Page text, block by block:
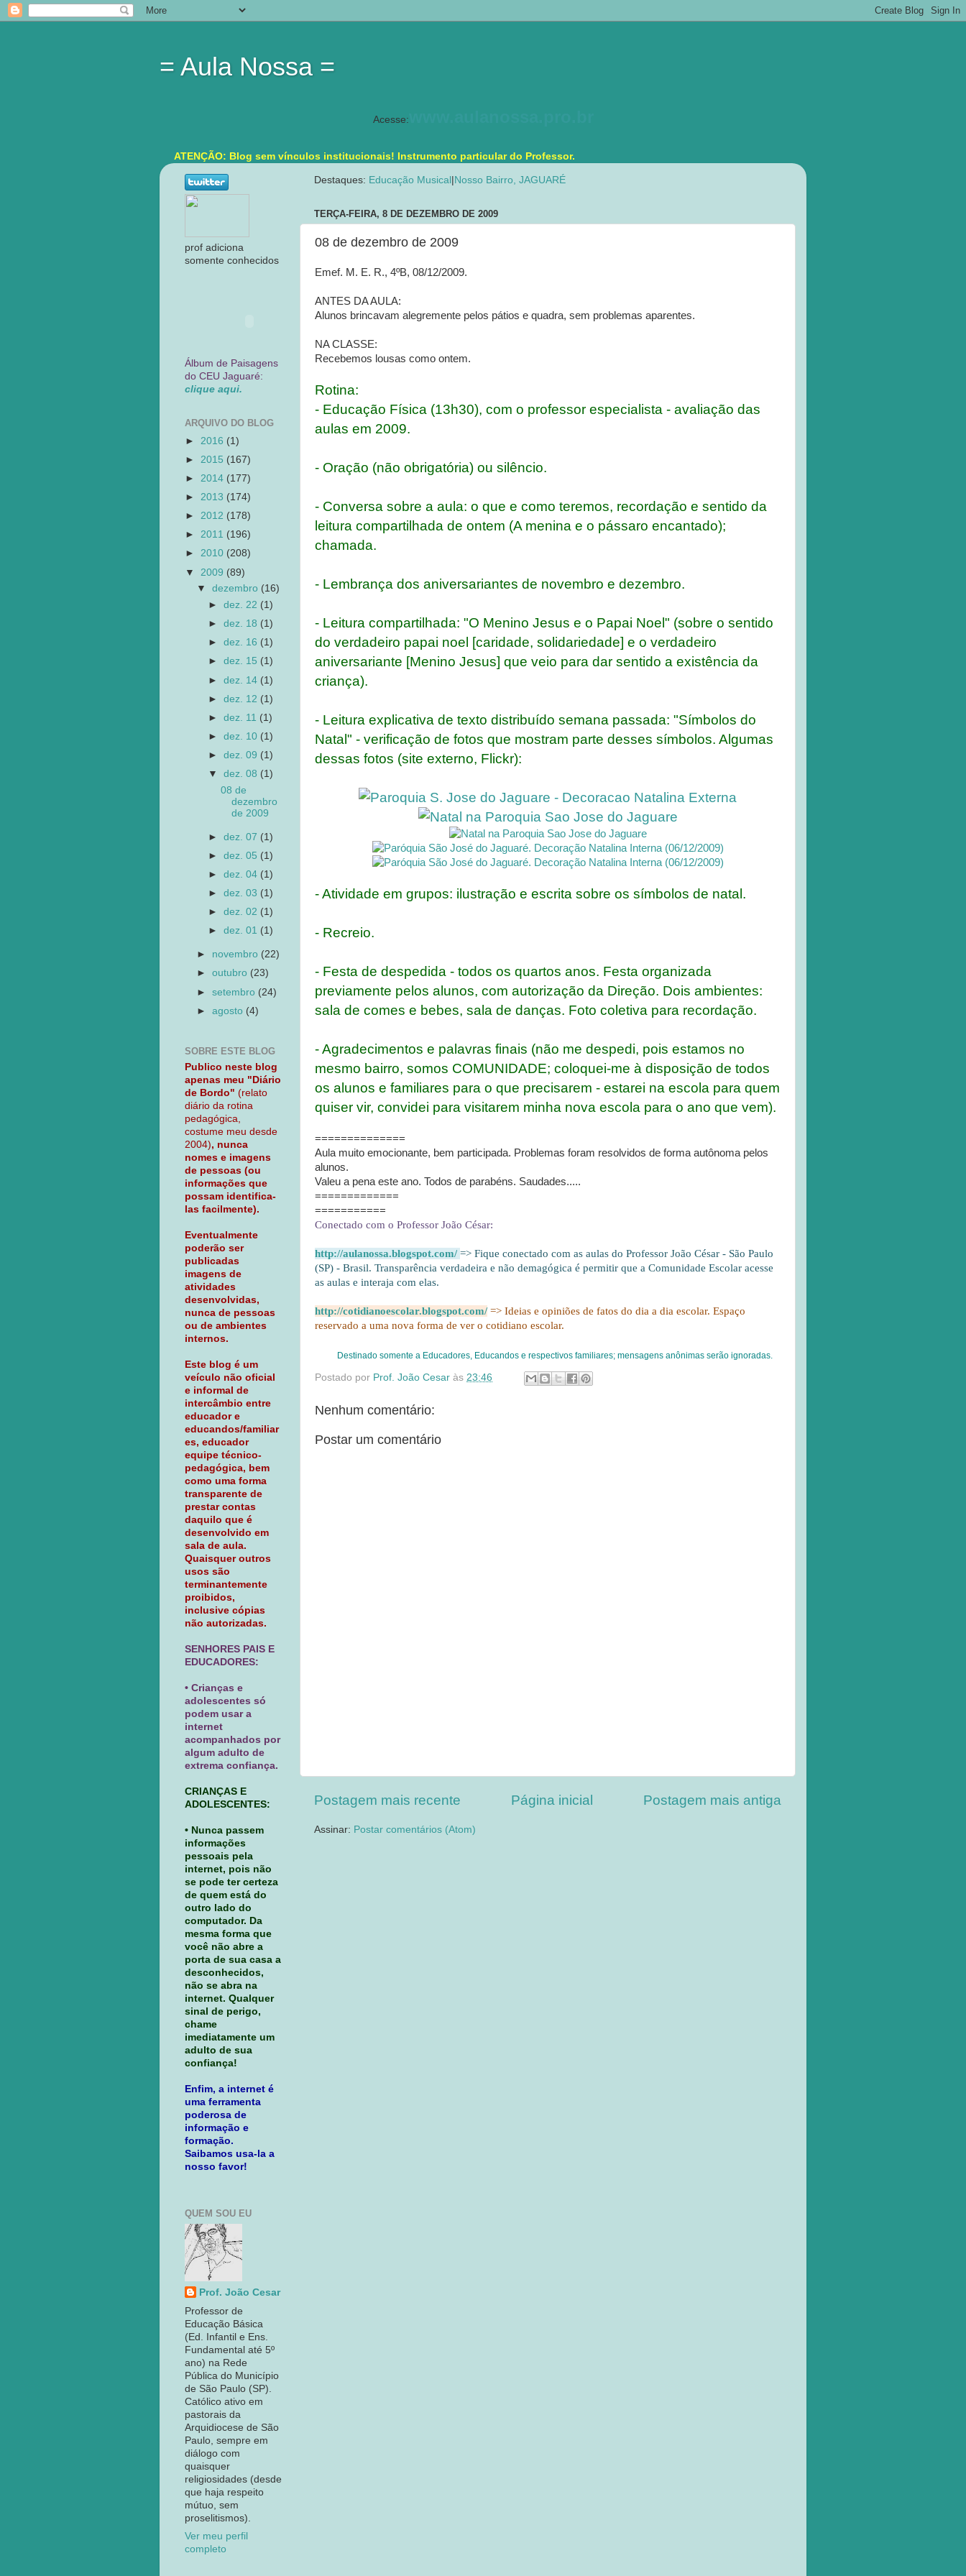
= Aula Nossa =
Acesse:
ATENÇÃO: Blog sem vínculos institucionais! Instrumento particular do Professor.
Destaques: Educação Musical Nosso Bairro, JAGUARÉ
TERÇA-FEIRA, 8 DE DEZEMBRO DE 2009
08 de dezembro de 2009
Emef. M. E. R., 4ºB, 08/12/2009.
ANTES DA AULA:
Alunos brincavam alegremente pelos pátios e quadra, sem problemas aparentes.
NA CLASSE:
Recebemos lousas como ontem.
Rotina:
- Educação Física (13h30), com o professor especialista - avaliação das
aulas em 2009.
- Oração (não obrigatória) ou silêncio.
- Conversa sobre a aula: o que e como teremos, recordação e sentido da
leitura compartilhada de ontem (A menina e o pássaro encantado);
chamada.
- Lembrança dos aniversariantes de novembro e dezembro.
- Leitura compartilhada: "O Menino Jesus e o Papai Noel" (sobre o sentido
do verdadeiro papai noel [caridade, solidariedade] e o verdadeiro
aniversariante [Menino Jesus] que veio para dar sentido a existência da
criança).
- Leitura explicativa de texto distribuído semana passada: "Símbolos do
Natal" - verificação de fotos que mostram parte desses símbolos. Algumas
dessas fotos (site externo, Flickr):
- Atividade em grupos: ilustração e escrita sobre os símbolos de natal.
- Recreio.
- Festa de despedida - todos os quartos anos. Festa organizada
previamente pelos alunos, com autorização da Direção. Dois ambientes:
sala de comes e bebes, sala de danças. Foto coletiva para recordação.
- Agradecimentos e palavras finais (não me despedi, pois estamos no
mesmo bairro, somos COMUNIDADE; coloquei-me à disposição de todos
os alunos e familiares para o que precisarem - estarei na escola para quem
quiser vir, convidei para visitarem minha nova escola para o ano que vem).
==============
Aula muito emocionante, bem participada. Problemas foram resolvidos de forma autônoma pelos
alunos.
Valeu a pena este ano. Todos de parabéns. Saudades.....
=============
===========
Conectado com o Professor João César:
http://aulanossa.blogspot.com/ => Fique conectado com as aulas do Professor João César - São Paulo
(SP) - Brasil. Transparência verdadeira e não demagógica é permitir que a Comunidade Escolar acesse
as aulas e interaja com elas.
http://cotidianoescolar.blogspot.com/ => Ideias e opiniões de fatos do dia a dia escolar. Espaço
reservado a uma nova forma de ver o cotidiano escolar.
Destinado somente a Educadores, Educandos e respectivos familiares; mensagens anônimas serão ignoradas.
Postado por Prof. João Cesar às 23:46
Nenhum comentário:
Postar um comentário
Postagem mais recente Postagem mais antiga
Página inicial
Assinar: Postar comentários (Atom)
prof adiciona
somente conhecidos
Álbum de Paisagens
do CEU Jaguaré:
clique aqui.
ARQUIVO DO BLOG
► 2016 (1)
► 2015 (167)
► 2014 (177)
► 2013 (174)
► 2012 (178)
► 2011 (196)
► 2010 (208)
▼ 2009 (89)
▼dezembro (16)
►dez. 22 (1)
►dez. 18 (1)
►dez. 16 (1)
►dez. 15 (1)
►dez. 14 (1)
►dez. 12 (1)
►dez. 11 (1)
►dez. 10 (1)
►dez. 09 (1)
▼dez. 08 (1)
08 de
dezembro
de 2009
►dez. 07 (1)
►dez. 05 (1)
►dez. 04 (1)
►dez. 03 (1)
►dez. 02 (1)
►dez. 01 (1)
► novembro (22)
►outubro (23)
►setembro (24)
►agosto (4)
SOBRE ESTE BLOG
Publico neste blog
apenas meu "Diário
de Bordo" (relato
diário da rotina
pedagógica,
costume meu desde
2004), nunca
nomes e imagens
de pessoas (ou
informações que
possam identifica-
las facilmente).
Eventualmente
poderão ser
publicadas
imagens de
atividades
desenvolvidas,
nunca de pessoas
ou de ambientes
internos.
Este blog é um
veículo não oficial
e informal de
intercâmbio entre
educador e
educandos/familiar
es, educador
equipe técnico-
pedagógica, bem
como uma forma
transparente de
prestar contas
daquilo que é
desenvolvido em
sala de aula.
Quaisquer outros
usos são
terminantemente
proibidos,
inclusive cópias
não autorizadas.
SENHORES PAIS E
EDUCADORES:
• Crianças e
adolescentes só
podem usar a
internet
acompanhados por
algum adulto de
extrema confiança.
CRIANÇAS E
ADOLESCENTES:
• Nunca passem
informações
pessoais pela
internet, pois não
se pode ter certeza
de quem está do
outro lado do
computador. Da
mesma forma que
você não abre a
porta de sua casa a
desconhecidos,
não se abra na
internet. Qualquer
sinal de perigo,
chame
imediatamente um
adulto de sua
confiança!
Enfim, a internet é
uma ferramenta
poderosa de
informação e
formação.
Saibamos usa-la a
nosso favor!
QUEM SOU EU
Prof. João Cesar
Professor de
Educação Básica
(Ed. Infantil e Ens.
Fundamental até 5º
ano) na Rede
Pública do Município
de São Paulo (SP).
Católico ativo em
pastorais da
Arquidiocese de São
Paulo, sempre em
diálogo com
quaisquer
religiosidades (desde
que haja respeito
mútuo, sem
proselitismos).
Ver meu perfil
completo